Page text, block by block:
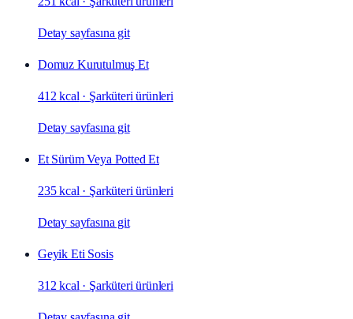
Detay sayfasına git
Domuz Kurutulmuş Et
412 kcal · Şarküteri ürünleri
Detay sayfasına git
Et Sürüm Veya Potted Et
235 kcal · Şarküteri ürünleri
Detay sayfasına git
Geyik Eti Sosis
312 kcal · Şarküteri ürünleri